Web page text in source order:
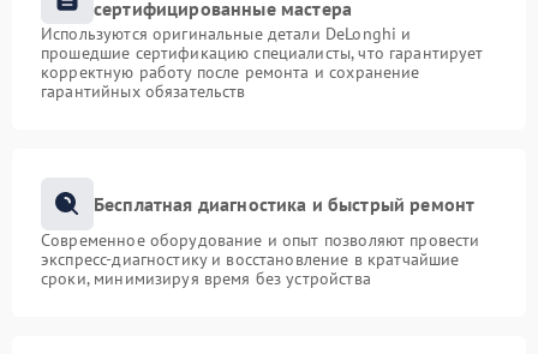
сертифицированные мастера
Используются оригинальные детали DeLonghi и
прошедшие сертификацию специалисты, что гарантирует
корректную работу после ремонта и сохранение
гарантийных обязательств
Бесплатная диагностика и быстрый ремонт
Современное оборудование и опыт позволяют провести
экспресс-диагностику и восстановление в кратчайшие
сроки, минимизируя время без устройства